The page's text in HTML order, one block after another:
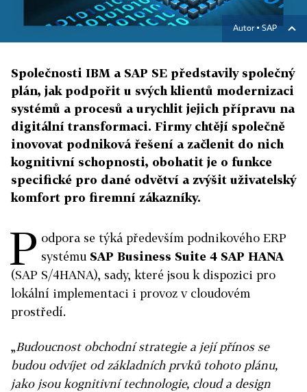
Autor ▪SAP
Společnosti IBM a SAP SE představily společný
plán, jak podpořit u svých klientů modernizaci
systémů a procesů a urychlit jejich přípravu na
digitální transformaci. Firmy chtějí společně
inovovat podniková řešení a začlenit do nich
kognitivní schopnosti, obohatit je o funkce
specifické pro dané odvětví a zvýšit uživatelský
komfort pro firemní zákazníky.
P odpora se týká především podnikového ERP
systému SAP Business Suite 4 SAP HANA
(SAP S/4HANA), sady, které jsou k dispozici pro
lokální implementaci i provoz v cloudovém
prostředí.
„Budoucnost obchodní strategie a její přínos se
budou odvíjet od základních prvků tohoto plánu,
jako jsou kognitivní technologie, cloud a design